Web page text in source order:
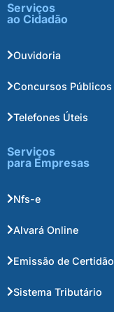
Serviços
ao Cidadão
Ouvidoria
Concursos Públicos
Telefones Úteis
Serviços
para Empresas
Nfs-e
Alvará Online
Emissão de Certidão
Sistema Tributário